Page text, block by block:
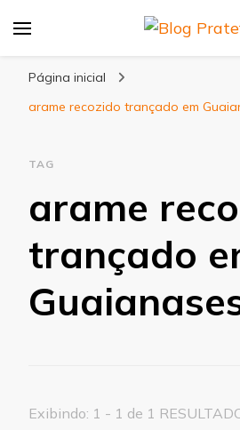
Página inicial
arame recozido trançado em
TAG
arame
trançado
Exibindo: 1 - 1 de 1